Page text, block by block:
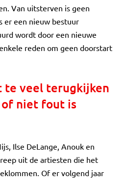
Van uitsterven is geen
er een nieuw bestuur
wordt door een nieuwe
reden om geen doorstart
te veel terugkijken
niet fout is
Ilse DeLange, Anouk en
uit de artiesten die het
Of er volgend jaar